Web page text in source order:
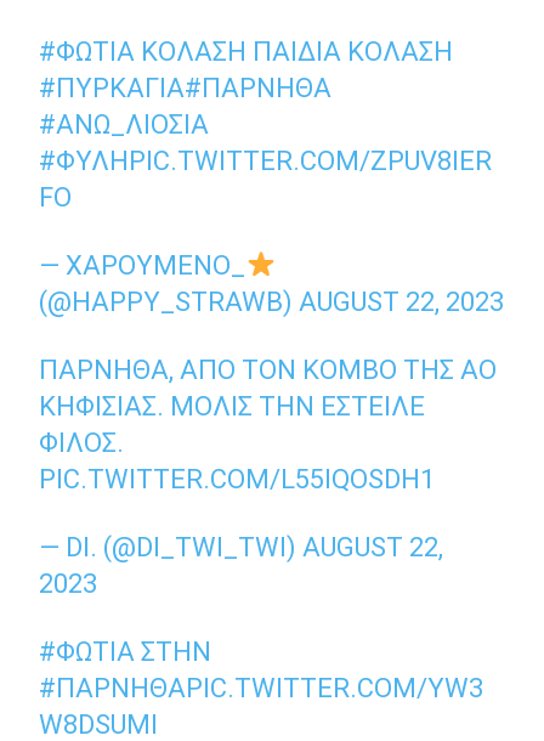
#ΦΩΤΙΑ ΚΌΛΑΣΗ ΠΑΙΔΙΆ ΚΌΛΑΣΗ
#ΠΥΡΚΑΓΙΑ#ΠΑΡΝΗΘΑ
#ΑΝΩ_ΛΙΟΣΙΑ
#ΦΥΛΉPIC.TWITTER.COM/ZPUV8IER
FO
— ΧΑΡΟΎΜΕΝΟ_
(@HAPPY_STRAWB) AUGUST 22, 2023
ΠΆΡΝΗΘΑ, ΑΠΌ ΤΟΝ ΚΌΜΒΟ ΤΗΣ ΑΟ
ΚΗΦΙΣΊΑΣ. ΜΌΛΙΣ ΤΗΝ ΈΣΤΕΙΛΕ
ΦΊΛΟΣ.
PIC.TWITTER.COM/L55IQOSDH1
— DI. (@DI_TWI_TWI) AUGUST 22,
2023
#ΦΩΤΙΆ ΣΤΗΝ
#ΠΑΡΝΗΘΑPIC.TWITTER.COM/YW3
W8DSUMI